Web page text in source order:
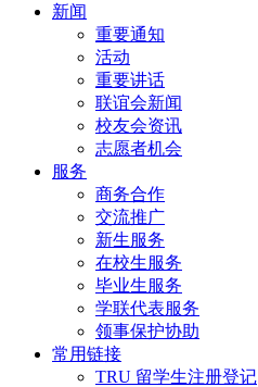
新闻
重要通知
活动
重要讲话
联谊会新闻
校友会资讯
志愿者机会
服务
商务合作
交流推广
新生服务
在校生服务
毕业生服务
学联代表服务
领事保护协助
常用链接
TRU 留学生注册登记